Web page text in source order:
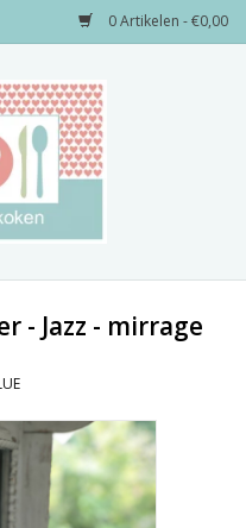
0 Artikelen - €0,00
- Jazz - mirrage